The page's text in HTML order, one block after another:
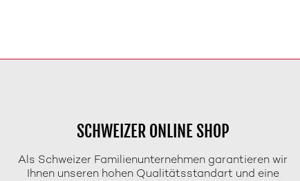
SCHWEIZER ONLINE SHOP
Als Schweizer Familienunternehmen garantieren wir
Ihnen unseren hohen Qualitätsstandart und eine